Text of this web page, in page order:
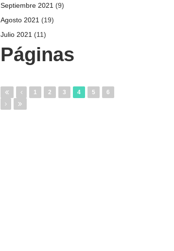
Septiembre 2021 (9)
Agosto 2021 (19)
Julio 2021 (11)
Páginas
1 2 3 4 5 6